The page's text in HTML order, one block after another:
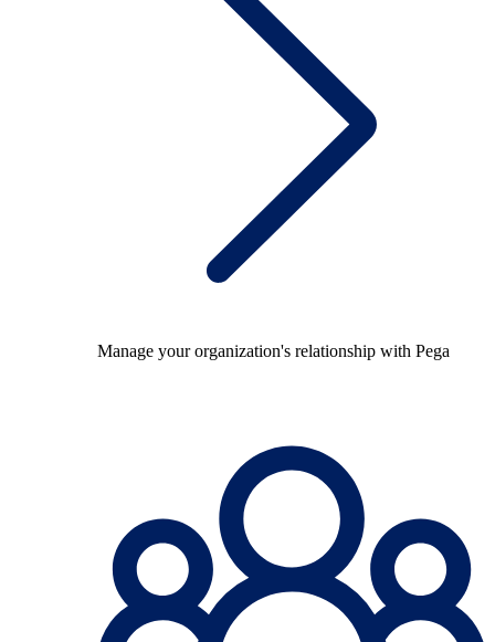
Manage your organization's relationship with Pega